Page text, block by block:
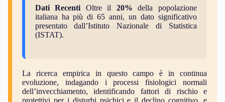
Dati Recenti Oltre il 20% della popolazione
italiana ha più di 65 anni, un dato significativo
presentato dall’Istituto Nazionale di Statistica
(ISTAT).
La ricerca empirica in questo campo è in continua
evoluzione, indagando i processi fisiologici normali
dell’invecchiamento, identificando fattori di rischio e
protettivi per i disturbi psichici e il declino cognitivo, e